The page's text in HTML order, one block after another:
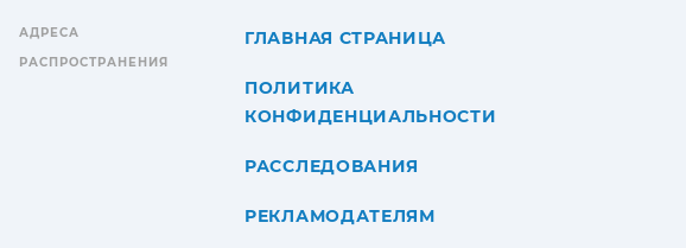
АДРЕСА
РАСПРОСТРАНЕНИЯ
ГЛАВНАЯ СТРАНИЦА
ПОЛИТИКА
КОНФИДЕНЦИАЛЬНОСТИ
РАССЛЕДОВАНИЯ
РЕКЛАМОДАТЕЛЯМ